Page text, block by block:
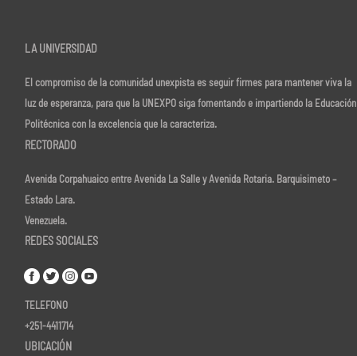
LA UNIVERSIDAD
El compromiso de la comunidad unexpista es seguir firmes para mantener viva la
luz de esperanza, para que la UNEXPO siga fomentando e impartiendo la Educación
Politécnica con la excelencia que la caracteriza.
RECTORADO
Avenida Corpahuaico entre Avenida La Salle y Avenida Rotaria. Barquisimeto –
Estado Lara.
Venezuela.
REDES SOCIALES
TELEFONO
+251-4411714
UBICACIÓN